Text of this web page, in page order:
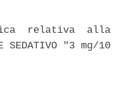
relativa  alla
SEDATIVO "3 mg/10